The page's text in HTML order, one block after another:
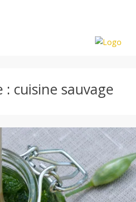
: cuisine sauvage